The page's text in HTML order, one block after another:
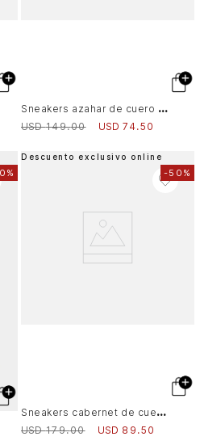
S
neakers azahar de cuero gamuza y lona para hombre silueta deportiva
USD 149.00 USD 74.50
-50%
Descuento exclusivo online
S
neakers cabernet de cuero para hombre acabado abatanado
USD 179.00 USD 89 .50